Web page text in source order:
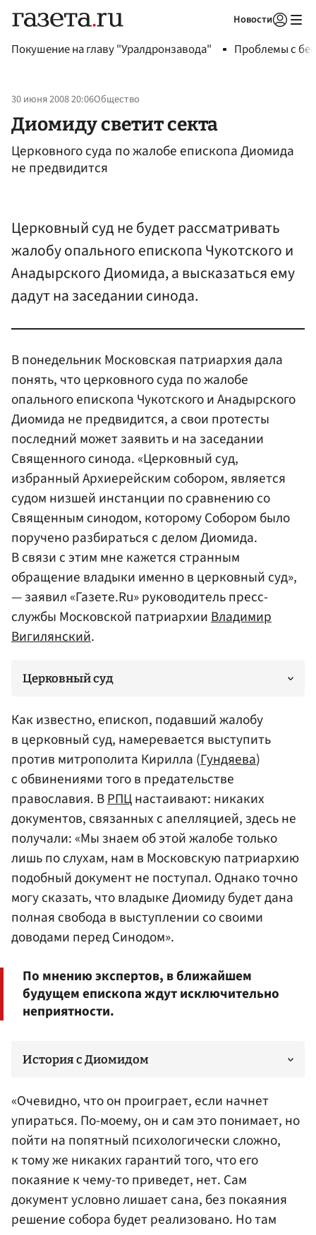
Новости
Покушение на главу "Уралдронзавода" Проблемы с
30 июня 2008 20:06Общество
Диомиду светит секта
Церковного суда по жалобе епископа Диомида
не предвидится
Церковный суд не будет рассматривать
жалобу опального епископа Чукотского и
Анадырского Диомида, а высказаться ему
дадут на заседании синода.
В понедельник Московская патриархия дала
понять, что церковного суда по жалобе
опального епископа Чукотского и Анадырского
Диомида не предвидится, а свои протесты
последний может заявить и на заседании
Священного синода. «Церковный суд,
избранный Архиерейским собором, является
судом низшей инстанции по сравнению со
Священным синодом, которому Собором было
поручено разбираться с делом Диомида.
В связи с этим мне кажется странным
обращение владыки именно в церковный суд»,
— заявил «Газете.Ru» руководитель пресс-
службы Московской патриархии Владимир
Вигилянский.
Церковный суд
Как известно, епископ, подавший жалобу
в церковный суд, намеревается выступить
против митрополита Кирилла (Гундяева)
с обвинениями того в предательстве
православия. ВРПЦнастаивают: никаких
документов, связанных с апелляцией, здесь не
получали: «Мы знаем об этой жалобе только
лишь по слухам, нам в Московскую патриархию
подобный документ не поступал. Однако точно
могу сказать, что владыке Диомиду будет дана
полная свобода в выступлении со своими
доводами перед Синодом».
По мнению экспертов, в ближайшем
будущем епископа ждут исключительно
неприятности.
История с Диомидом
«Очевидно, что он проиграет, если начнет
упираться. По-моему, он и сам это понимает, но
пойти на попятный психологически сложно,
к тому же никаких гарантий того, что его
покаяние к чему-то приведет, нет. Сам
документ условно лишает сана, без покаяния
решение собора будет реализовано. Но там